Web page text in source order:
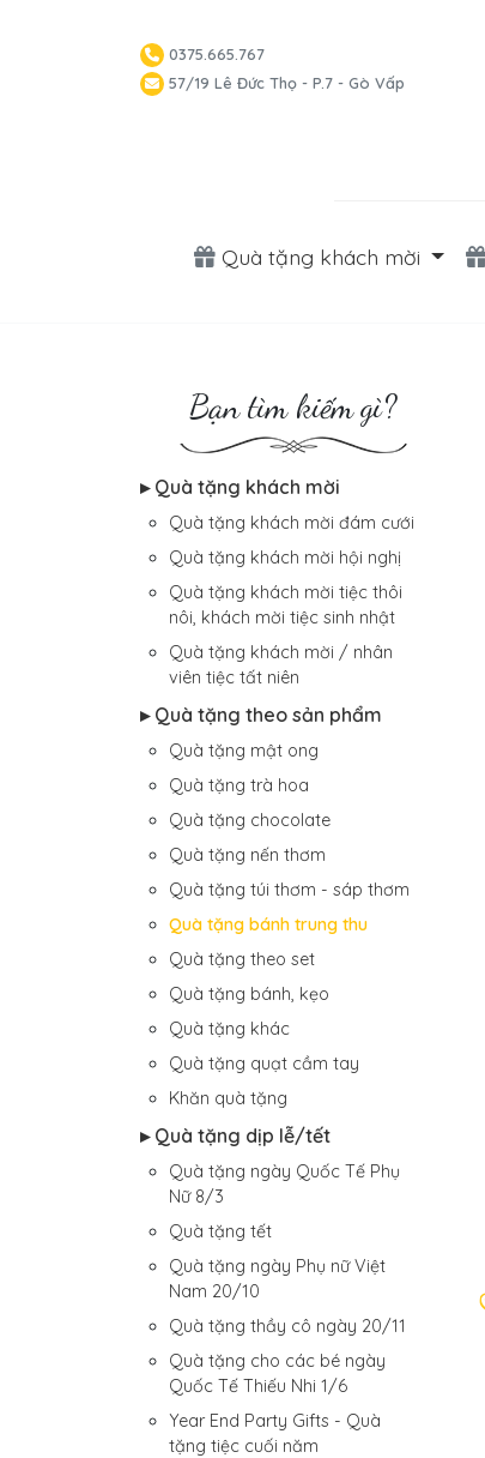
0375.665.767
57/19 Lê Đức Thọ - P.7 - Gò Vấp
Quà tặng khách mời
Bạn tìm kiếm gì?
▸ Quà tặng khách mời
Quà tặng khách mời đám cưới
Quà tặng khách mời hội nghị
Quà tặng khách mời tiệc thôi
nôi, khách mời tiệc sinh nhật
Quà tặng khách mời / nhân
viên tiệc tất niên
▸ Quà tặng theo sản phẩm
Quà tặng mật ong
Quà tặng trà hoa
Quà tặng chocolate
Quà tặng nến thơm
Quà tặng túi thơm - sáp thơm
Quà tặng bánh trung thu
Quà tặng theo set
Quà tặng bánh, kẹo
Quà tặng khác
Quà tặng quạt cầm tay
Khăn quà tặng
▸ Quà tặng dịp lễ/tết
Quà tặng ngày Quốc Tế Phụ
Nữ 8/3
Quà tặng tết
Quà tặng ngày Phụ nữ Việt
Nam 20/10
Quà tặng thầy cô ngày 20/11
Quà tặng cho các bé ngày
Quốc Tế Thiếu Nhi 1/6
Year End Party Gifts - Quà
tặng tiệc cuối năm